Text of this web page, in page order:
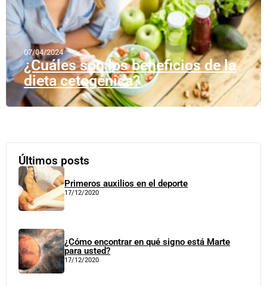
07/04/2024
¿Cuáles son los beneficios de la
dieta cetogénica?
Últimos posts
Primeros auxilios en el deporte
17/12/2020
¿Cómo encontrar en qué signo está Marte
para usted?
17/12/2020